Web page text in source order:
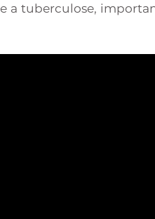
a tuberculose,